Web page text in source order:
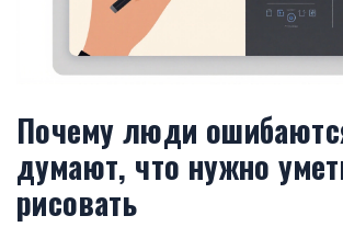
Почему люди
думают, что нужно
рисовать